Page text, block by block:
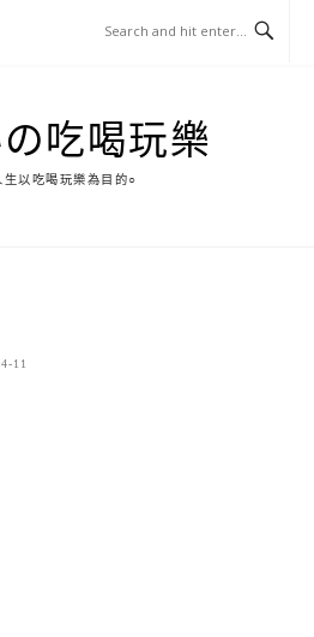
吃喝玩樂
生以吃喝玩樂為目的○
11